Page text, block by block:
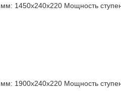
мм: 1450x240x220 Мощность
мм: 1900x240x220 Мощность